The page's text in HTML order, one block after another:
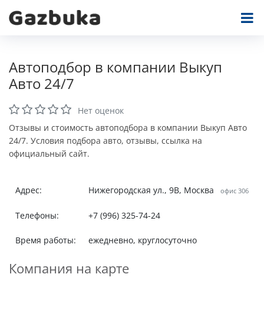
Автоподбор в компании Выкуп
Авто 24/7
Нет оценок
Отзывы и стоимость автоподбора в компании Выкуп Авто
24/7. Условия подбора авто, отзывы, ссылка на
официальный сайт.
Адрес: Нижегородская ул., 9В, Москва офис 306
Телефоны: +7 (996) 325-74-24
Время работы: ежедневно, круглосуточно
Компания на карте